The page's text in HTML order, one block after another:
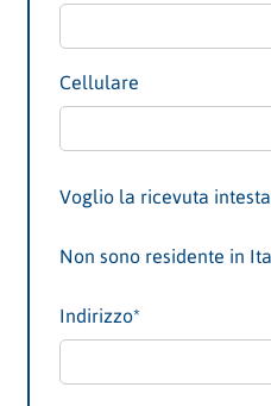
Cellulare
Voglio la ricevuta
Non sono residente in
Indirizzo*